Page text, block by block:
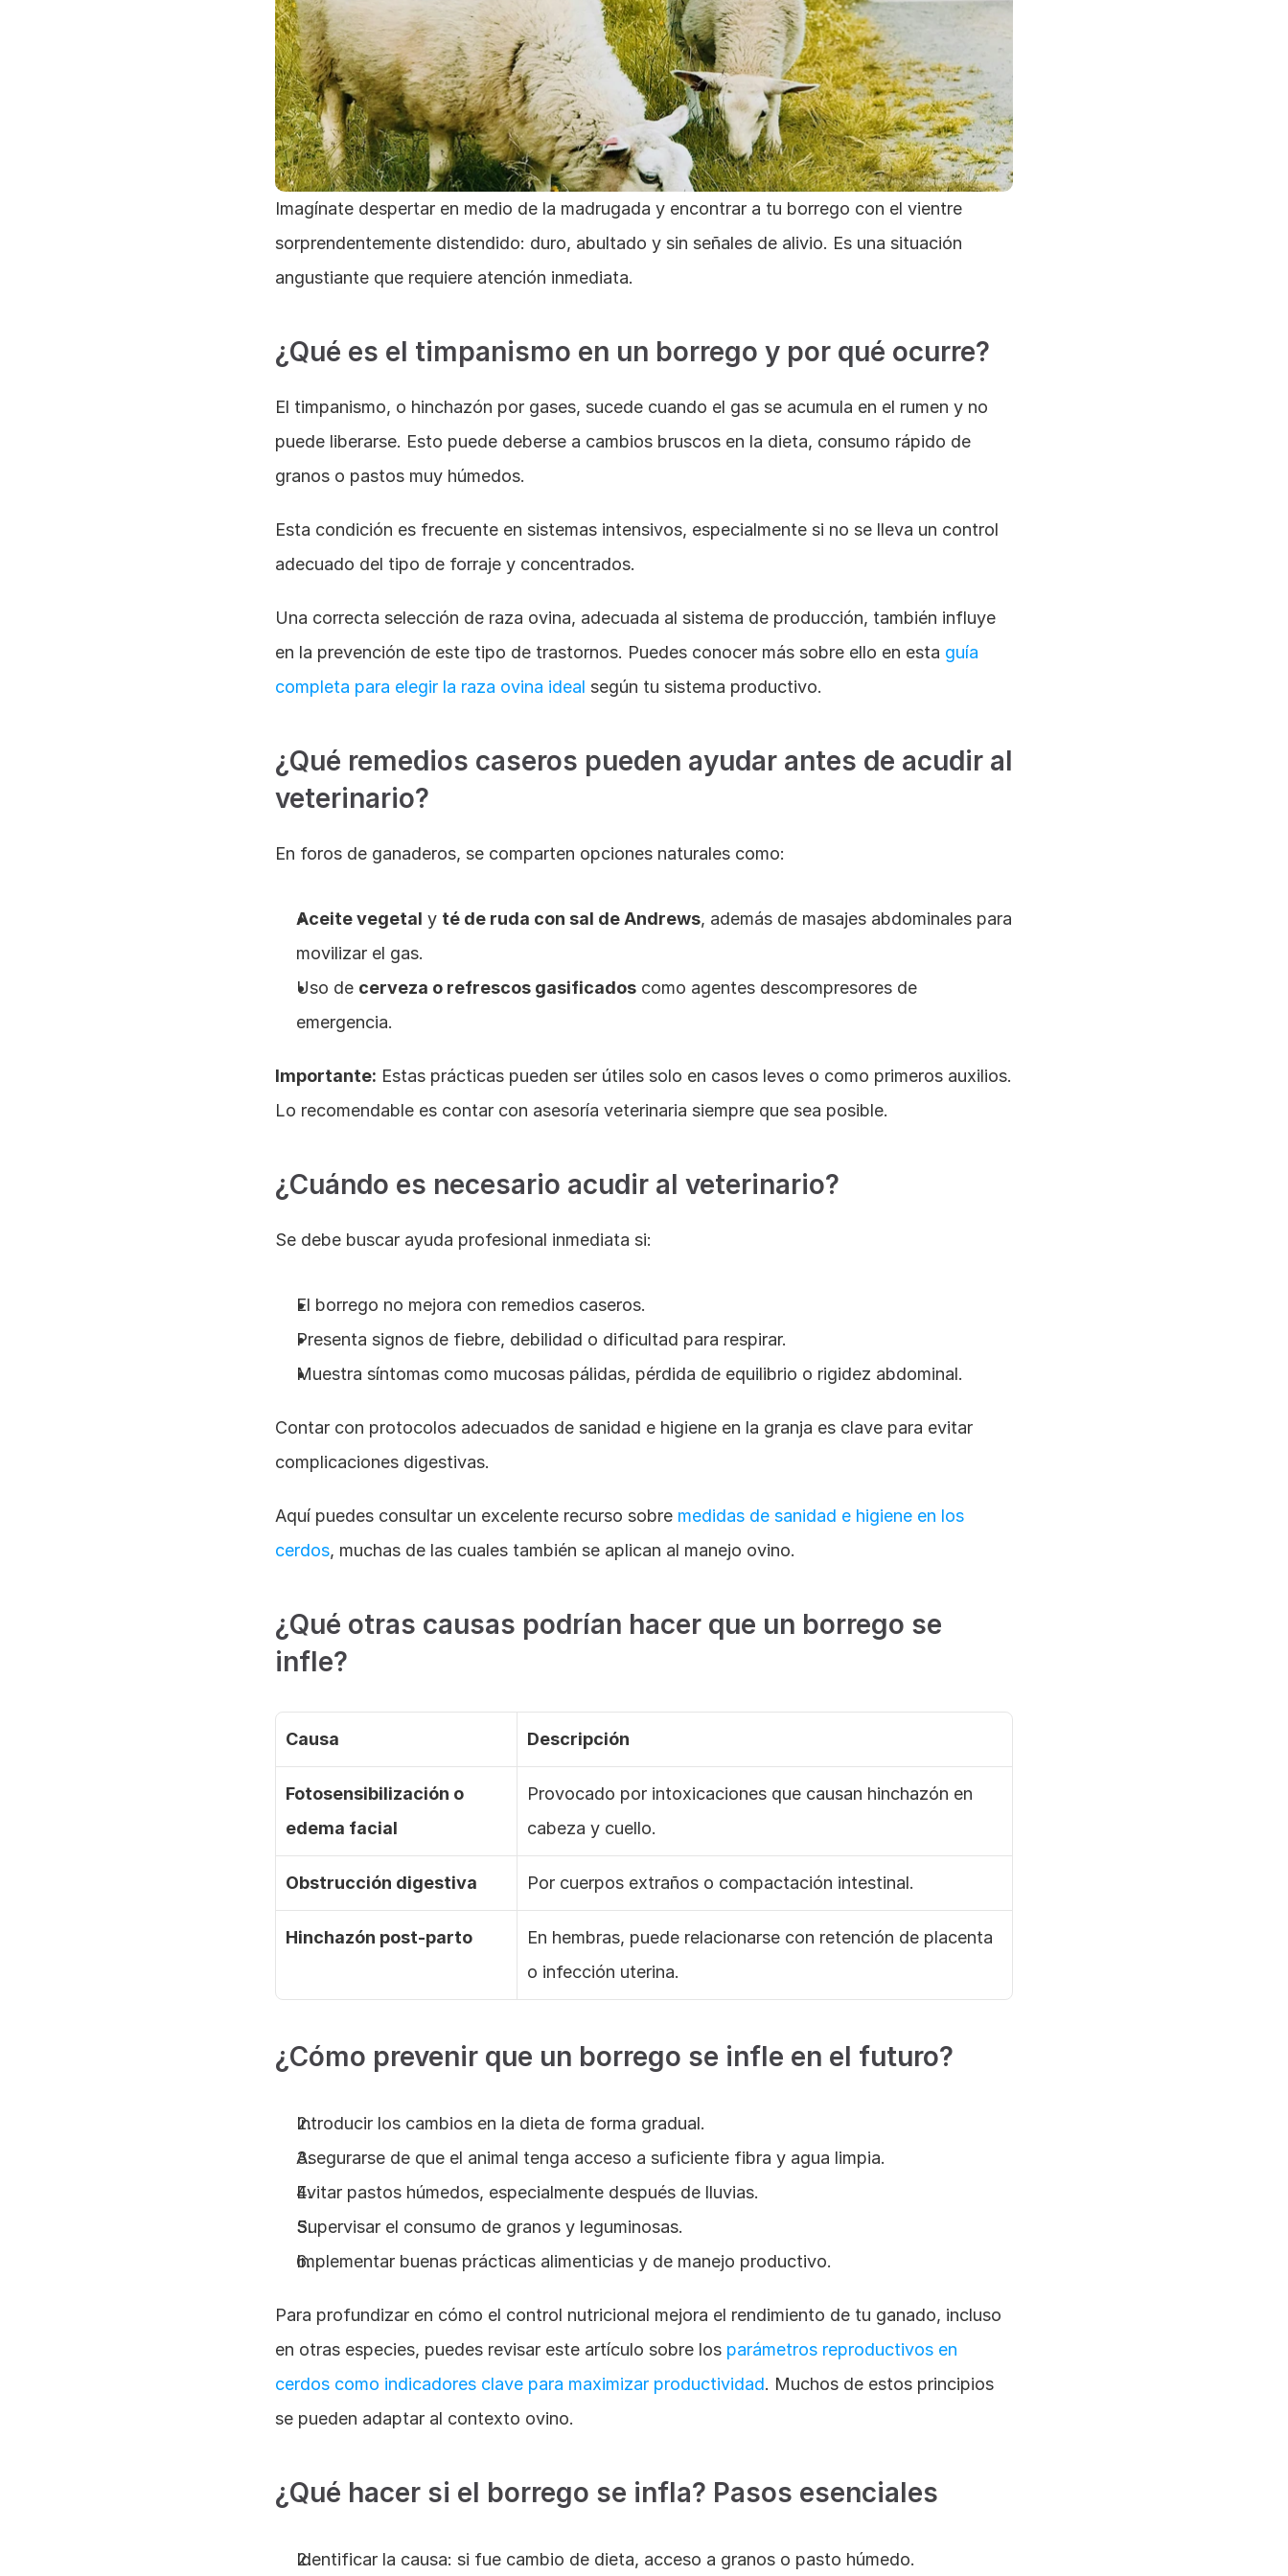
Imagínate despertar en medio de la madrugada y encontrar a tu borrego con el vientre
sorprendentemente distendido: duro, abultado y sin señales de alivio. Es una situación
angustiante que requiere atención inmediata.
¿Qué es el timpanismo en un borrego y por qué ocurre?
El timpanismo, o hinchazón por gases, sucede cuando el gas se acumula en el rumen y no
puede liberarse. Esto puede deberse a cambios bruscos en la dieta, consumo rápido de
granos o pastos muy húmedos.
Esta condición es frecuente en sistemas intensivos, especialmente si no se lleva un control
adecuado del tipo de forraje y concentrados.
Una correcta selección de raza ovina, adecuada al sistema de producción, también influye
en la prevención de este tipo de trastornos. Puedes conocer más sobre ello en esta guía
completa para elegir la raza ovina ideal según tu sistema productivo.
¿Qué remedios caseros pueden ayudar antes de acudir al
veterinario?
En foros de ganaderos, se comparten opciones naturales como:
Aceite vegetal y té de ruda con sal de Andrews, además de masajes abdominales para
movilizar el gas.
Uso de cerveza o refrescos gasificados como agentes descompresores de
emergencia.
Importante: Estas prácticas pueden ser útiles solo en casos leves o como primeros auxilios.
Lo recomendable es contar con asesoría veterinaria siempre que sea posible.
¿Cuándo es necesario acudir al veterinario?
Se debe buscar ayuda profesional inmediata si:
El borrego no mejora con remedios caseros.
Presenta signos de fiebre, debilidad o dificultad para respirar.
Muestra síntomas como mucosas pálidas, pérdida de equilibrio o rigidez abdominal.
Contar con protocolos adecuados de sanidad e higiene en la granja es clave para evitar
complicaciones digestivas.
Aquí puedes consultar un excelente recurso sobre medidas de sanidad e higiene en los
cerdos, muchas de las cuales también se aplican al manejo ovino.
¿Qué otras causas podrían hacer que un borrego se
infle?
Causa Descripción
Fotosensibilización o
edema facial
Provocado por intoxicaciones que causan hinchazón en
cabeza y cuello.
Obstrucción digestiva Por cuerpos extraños o compactación intestinal.
Hinchazón post-parto
En hembras, puede relacionarse con retención de placenta
o infección uterina.
¿Cómo prevenir que un borrego se infle en el futuro?
Introducir los cambios en la dieta de forma gradual.
Asegurarse de que el animal tenga acceso a suficiente fibra y agua limpia.
Evitar pastos húmedos, especialmente después de lluvias.
Supervisar el consumo de granos y leguminosas.
Implementar buenas prácticas alimenticias y de manejo productivo.
Para profundizar en cómo el control nutricional mejora el rendimiento de tu ganado, incluso
en otras especies, puedes revisar este artículo sobre los parámetros reproductivos en
cerdos como indicadores clave para maximizar productividad. Muchos de estos principios
se pueden adaptar al contexto ovino.
¿Qué hacer si el borrego se infla? Pasos esenciales
Identificar la causa: si fue cambio de dieta, acceso a granos o pasto húmedo.